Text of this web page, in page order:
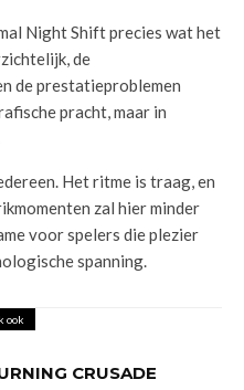
Night Shift precies wat het
de
de prestatieproblemen
pracht, maar in
Het ritme is traag, en
zal hier minder
voor spelers die plezier
spanning.
ook
CRUSADE